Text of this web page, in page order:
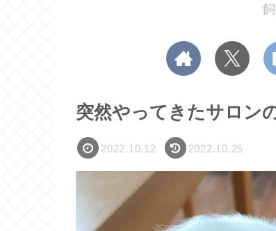
突然やってきたサロン
2022.10.12 2022.10.25